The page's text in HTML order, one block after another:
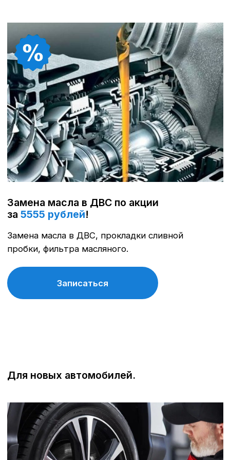
Записаться
Оригинальные запчасти
мы используем только оригинальные
детали и расходные материалы,
Квалифицированные специалисты
высокое качество работ.
Преимущества
обслуживания Nissan
в сервисе А-Драйв
Обслуживание автомобиля Ниссан в
официальном сервисе А-Драйв дает
множество преимуществ: